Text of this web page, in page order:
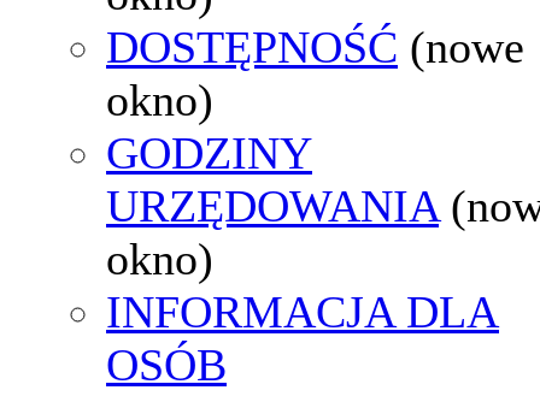
DOSTĘPNOŚĆ (nowe
okno)
GODZINY
URZĘDOWANIA
okno)
INFORMACJA DLA
OSÓB